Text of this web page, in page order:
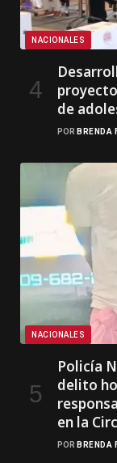
NACIONALES
de
POR BRENDA
NACIONALES
Policía
delito
en la
POR BRENDA